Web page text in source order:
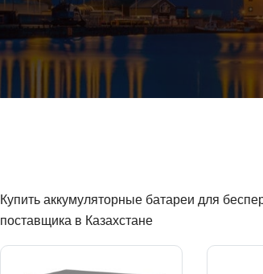
Купить аккумуляторные батареи для
поставщика в Казахстане